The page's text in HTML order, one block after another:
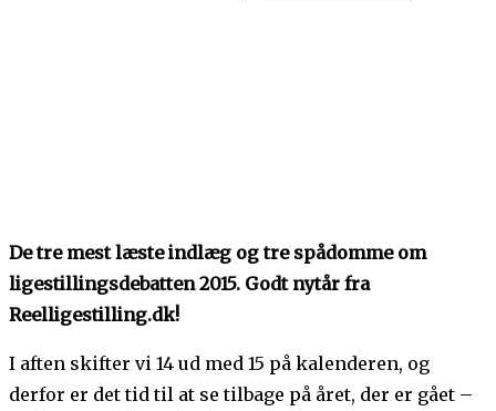
De tre mest læste indlæg og tre spådomme om
ligestillingsdebatten 2015. Godt nytår fra
Reelligestilling.dk!
I aften skifter vi 14 ud med 15 på kalenderen, og
derfor er det tid til at se tilbage på året, der er gået –